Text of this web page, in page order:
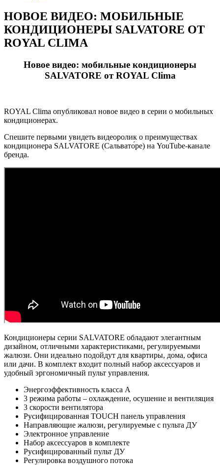
НОВОЕ ВИДЕО: МОБИЛЬНЫЕ
КОНДИЦИОНЕРЫ SALVATORE ОТ
ROYAL CLIMA
Новое видео: мобильные кондиционеры
SALVATORE от ROYAL Clima
ROYAL Clima опубликовал новое видео в серии о мобильных
кондиционерах.
Спешите первыми увидеть видеоролик о преимуществах
кондиционера SALVATORE (Сальвато́ре) на YouTube-канале
бренда.
Кондиционеры серии SALVATORE обладают элегантным
дизайном, отличными характеристиками, регулируемыми
жалюзи. Они идеально подойдут для квартиры, дома, офиса
или дачи. В комплект входит полный набор аксессуаров и
удобный эргономичный пульт управления.
Энергоэффективность класса А
3 режима работы – охлаждение, осушение и вентиляция
3 скорости вентилятора
Русифицированная TOUCH панель управления
Направляющие жалюзи, регулируемые с пульта ДУ
Электронное управление
Набор аксессуаров в комплекте
Русифицированный пульт ДУ
Регулировка воздушного потока